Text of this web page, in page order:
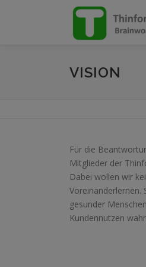
VISION
Für die
Mitglieder der
Dabei wollen wir
gesunder
Kundennutzen